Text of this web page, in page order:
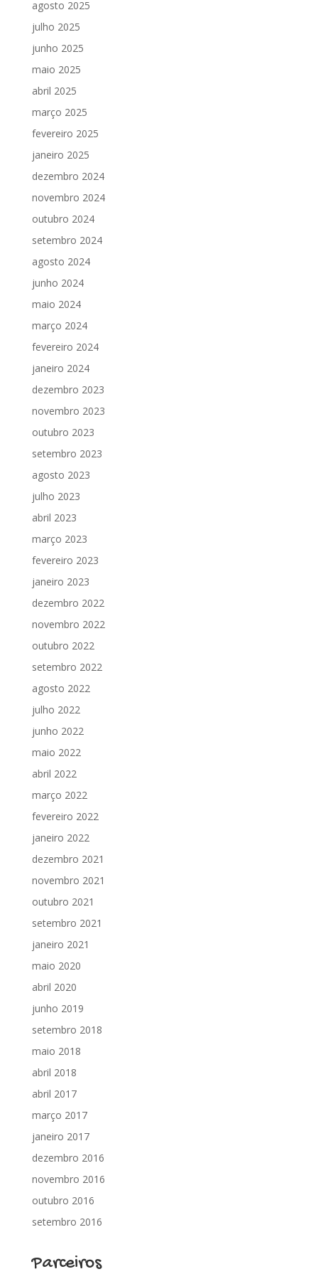
agosto 2025
julho 2025
junho 2025
maio 2025
abril 2025
março 2025
fevereiro 2025
janeiro 2025
dezembro 2024
novembro 2024
outubro 2024
setembro 2024
agosto 2024
junho 2024
maio 2024
março 2024
fevereiro 2024
janeiro 2024
dezembro 2023
novembro 2023
outubro 2023
setembro 2023
agosto 2023
julho 2023
abril 2023
março 2023
fevereiro 2023
janeiro 2023
dezembro 2022
novembro 2022
outubro 2022
setembro 2022
agosto 2022
julho 2022
junho 2022
maio 2022
abril 2022
março 2022
fevereiro 2022
janeiro 2022
dezembro 2021
novembro 2021
outubro 2021
setembro 2021
janeiro 2021
maio 2020
abril 2020
junho 2019
setembro 2018
maio 2018
abril 2018
abril 2017
março 2017
janeiro 2017
dezembro 2016
novembro 2016
outubro 2016
setembro 2016
Parceiros